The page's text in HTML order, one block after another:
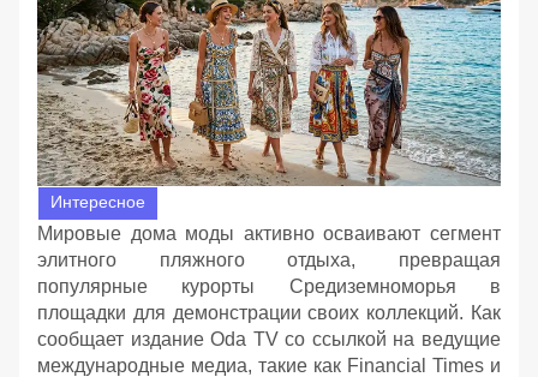
Интересное
Мировые дома моды активно осваивают сегмент
элитного пляжного отдыха, превращая
популярные курорты Средиземноморья в
площадки для демонстрации своих коллекций. Как
сообщает издание Oda TV со ссылкой на ведущие
международные медиа, такие как Financial Times и